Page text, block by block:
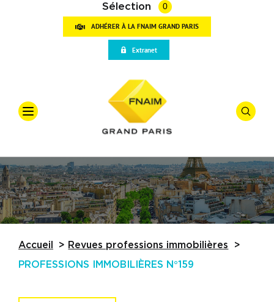
Qui sommes-nous
Partenaires
Actualités
Sélection 0
ADHÉRER À LA FNAIM GRAND PARIS
Extranet
Accueil
Revues professions immobilières
PROFESSIONS IMMOBILIÈRES N°159
Offre
Vente
Types
Budget